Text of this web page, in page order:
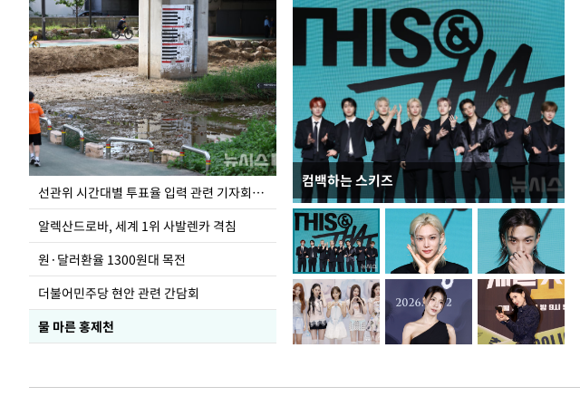
선관위 시간대별 투표율 입력 관련 기자회견하는 주진우 의원
알렉산드로바, 세계 1위 사발렌카 격침
원·달러환율 1300원대 목전
더불어민주당 현안 관련 간담회
물 마른 홍제천
컴백하는 스키즈
주유소 기름값 12주째 하락, L당 1천800원대